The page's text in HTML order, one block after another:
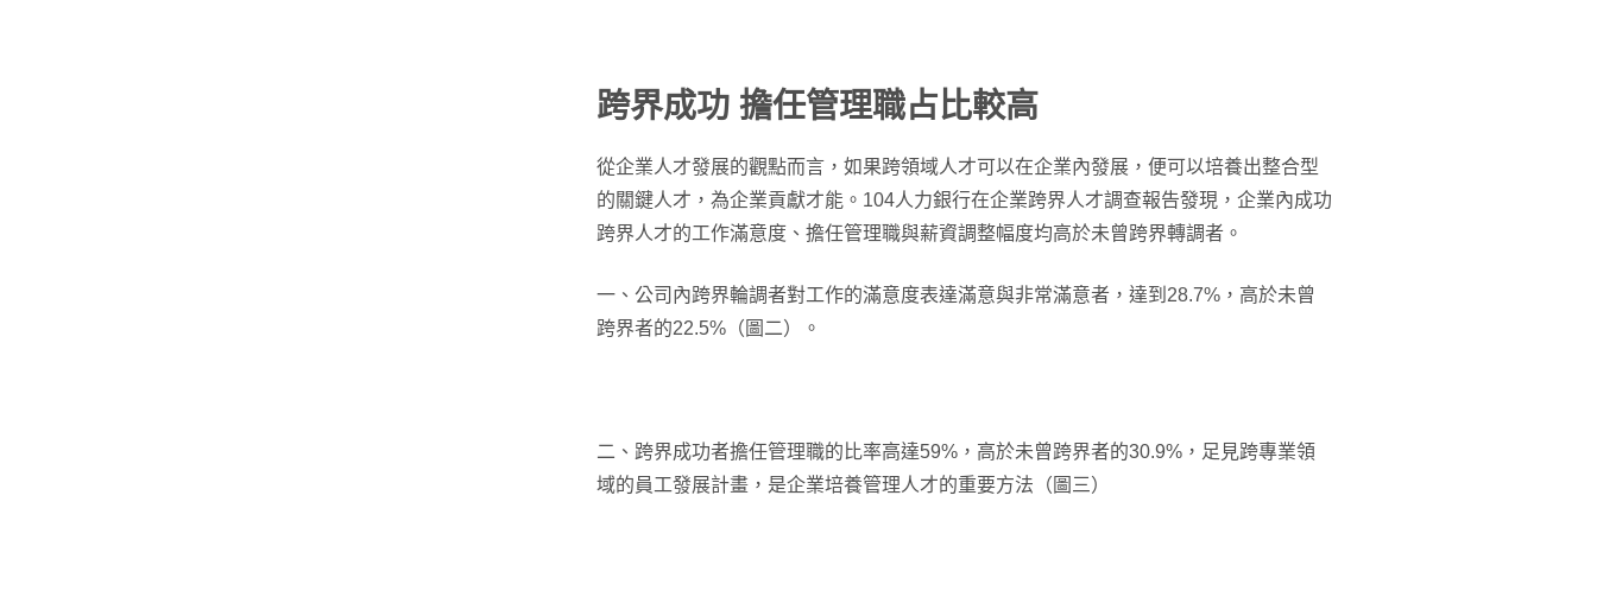
跨界成功 擔任管理職占比較高
從企業人才發展的觀點而言，如果跨領域人才可以在企業內發展，便可以培養出整合型
的關鍵人才，為企業貢獻才能。104人力銀行在企業跨界人才調查報告發現，企業內成功
跨界人才的工作滿意度、擔任管理職與薪資調整幅度均高於未曾跨界轉調者。
一、公司內跨界輪調者對工作的滿意度表達滿意與非常滿意者，達到28.7%，高於未曾
跨界者的22.5%（圖二）。
二、跨界成功者擔任管理職的比率高達59%，高於未曾跨界者的30.9%，足見跨專業領
域的員工發展計畫，是企業培養管理人才的重要方法（圖三）